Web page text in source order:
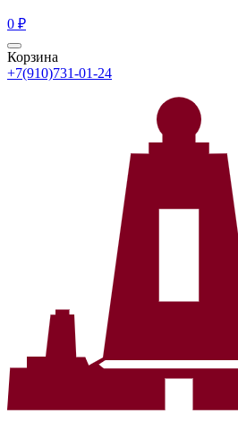
0 ₽
Корзина
+7(910)731-01-24